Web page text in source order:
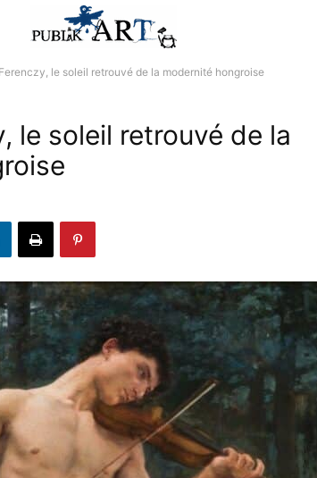
le soleil retrouvé de la modernité hongroise
le soleil retrouvé de la